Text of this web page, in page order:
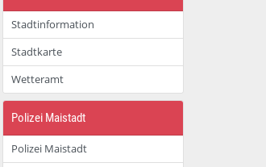
Stadtinformation
Stadtkarte
Wetteramt
Polizei Maistadt
Polizei Maistadt